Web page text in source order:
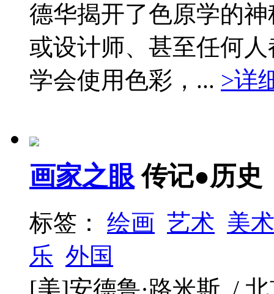
德华揭开了色原学的
或设计师、甚至任何
学会使用色彩，... >详
画家之眼 传记●历史
标签： 绘画 艺术 美
乐 外国
[美]安德鲁·路米斯 /